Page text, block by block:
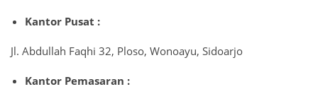
Kantor Pusat :
Jl. Abdullah Faqhi 32, Ploso, Wonoayu, Sidoarjo
Kantor Pemasaran :